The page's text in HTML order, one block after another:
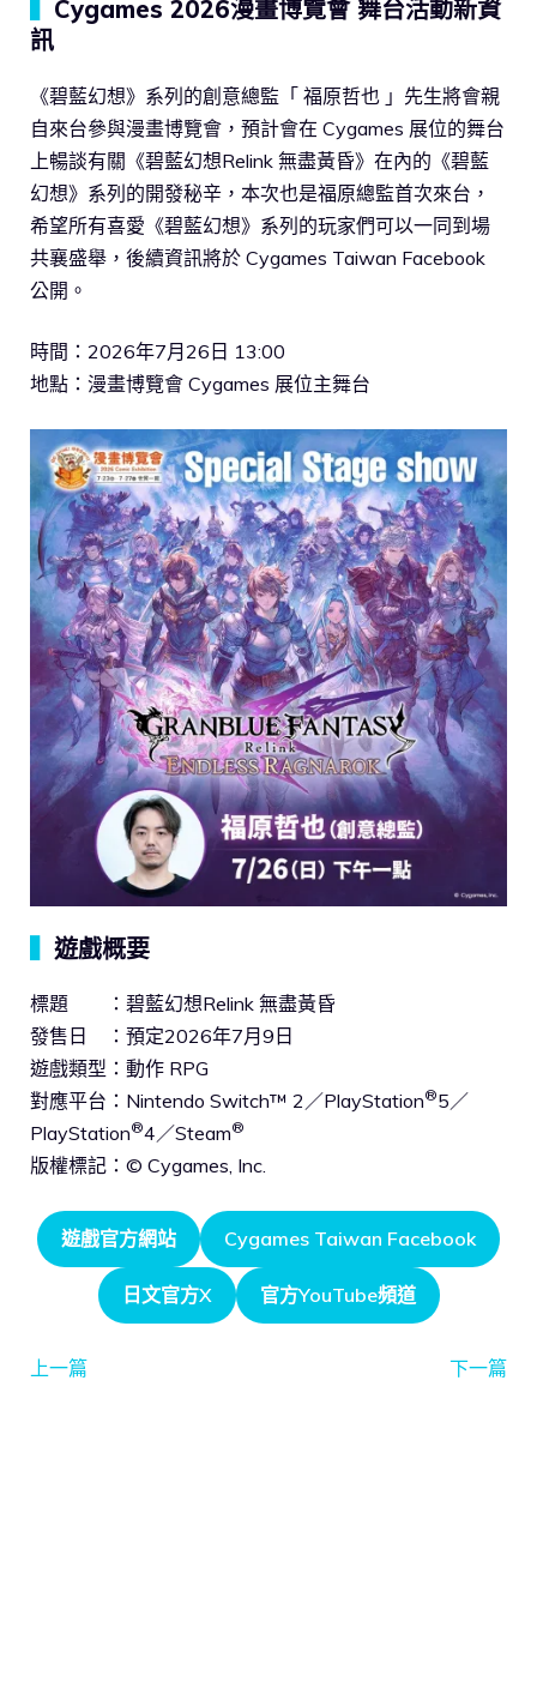
Cygames 2026漫畫博覽會 舞台活動新資
訊
《碧藍幻想》系列的創意總監「 福原哲也 」先生將會親
自來台參與漫畫博覽會，預計會在 Cygames 展位的舞台
上暢談有關《碧藍幻想Relink 無盡黃昏》在內的《碧藍
幻想》系列的開發秘辛，本次也是福原總監首次來台，
希望所有喜愛《碧藍幻想》系列的玩家們可以一同到場
共襄盛舉，後續資訊將於 Cygames Taiwan Facebook
公開。
時間：2026年7月26日 13:00
地點：漫畫博覽會 Cygames 展位主舞台
遊戲概要
標題 ：碧藍幻想Relink 無盡黃昏
發售日 ：預定2026年7月9日
遊戲類型：動作 RPG
對應平台：Nintendo Switch™ 2／PlayStation®5／
PlayStation®4／Steam®
版權標記：© Cygames, Inc.
遊戲官方網站 Cygames Taiwan Facebook
日文官方X 官方YouTube頻道
上一篇 下一篇